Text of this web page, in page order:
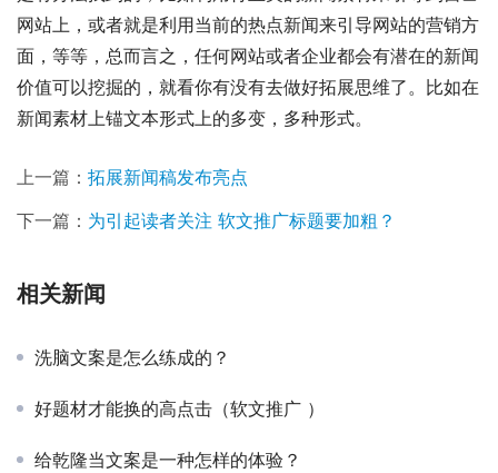
网站上，或者就是利用当前的热点新闻来引导网站的营销方
面，等等，总而言之，任何网站或者企业都会有潜在的新闻
价值可以挖掘的，就看你有没有去做好拓展思维了。比如在
新闻素材上锚文本形式上的多变，多种形式。
上一篇： 拓展新闻稿发布亮点
下一篇： 为引起读者关注 软文推广标题要加粗？
相关新闻
洗脑文案是怎么练成的？
好题材才能换的高点击（软文推广 ）
给乾隆当文案是一种怎样的体验？